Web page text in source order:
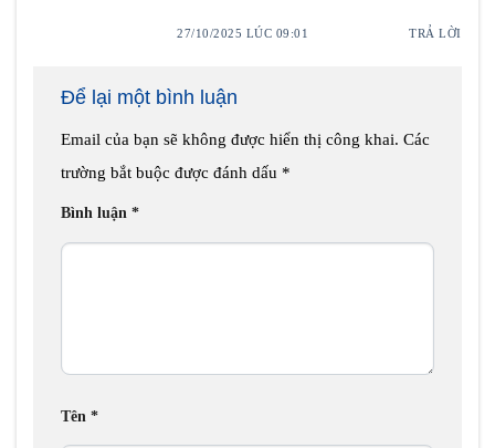
27/10/2025 LÚC 09:01 TRẢ LỜI
Để lại một bình luận
Email của bạn sẽ không được hiển thị công khai. Các
trường bắt buộc được đánh dấu *
Bình luận *
Tên *